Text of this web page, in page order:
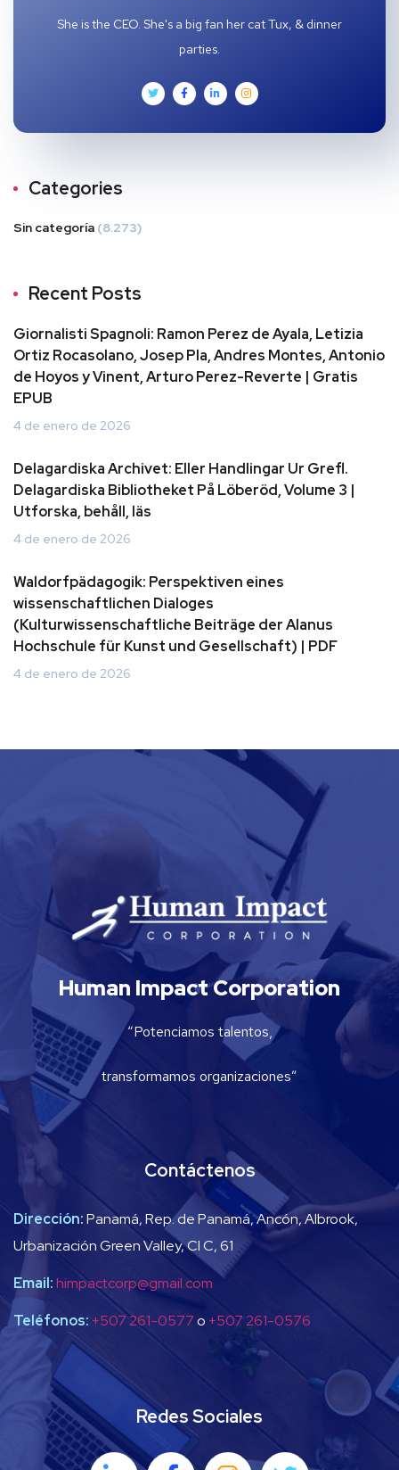
She is the CEO. She's a big fan her cat Tux, & dinner
parties.
Categories
Sin categoría (8.273)
Recent Posts
Giornalisti Spagnoli: Ramon Perez de Ayala, Letizia
Ortiz Rocasolano, Josep Pla, Andres Montes, Antonio
de Hoyos y Vinent, Arturo Perez-Reverte | Gratis
EPUB
4 de enero de 2026
Delagardiska Archivet: Eller Handlingar Ur Grefl.
Delagardiska Bibliotheket På Löberöd, Volume 3 |
Utforska, behåll, läs
4 de enero de 2026
Waldorfpädagogik: Perspektiven eines
wissenschaftlichen Dialoges
(Kulturwissenschaftliche Beiträge der Alanus
Hochschule für Kunst und Gesellschaft) | PDF
4 de enero de 2026
Human Impact Corporation
“Potenciamos talentos,
transformamos organizaciones”
Contáctenos
Dirección:Panamá, Rep. de Panamá, Ancón, Albrook,
Urbanización Green Valley, Cl C, 61
Email:himpactcorp@gmail.com
Teléfonos: +507 261-0577o +507 261-0576
Redes Sociales